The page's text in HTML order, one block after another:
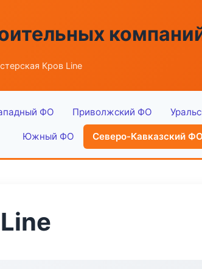
Кров Line
ФО Приволжский ФО
Южный ФО Северо-Кавказский ФО